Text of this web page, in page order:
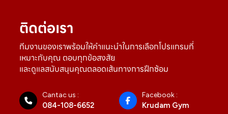
ติดต่อเรา
ทีมงานของเราพร้อมให้คำแนะนำในการเลือกโปรแกรมที่
เหมาะกับคุณ ตอบทุกข้อสงสัย
และดูแลสนับสนุนคุณตลอดเส้นทางการฝึกซ้อม
Cantac us :
084-108-6652
Facebook :
Krudam Gym